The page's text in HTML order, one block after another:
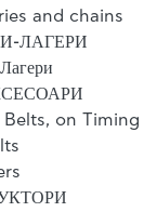
and chains
ЛАГЕРИ
on Timing